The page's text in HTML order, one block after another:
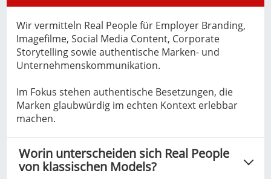
Wir vermitteln Real People für Employer Branding,
Imagefilme, Social Media Content, Corporate
Storytelling sowie authentische Marken- und
Unternehmenskommunikation.
Im Fokus stehen authentische Besetzungen, die
Marken glaubwürdig im echten Kontext erlebbar
machen.
Worin unterscheiden sich Real People
von klassischen Models?